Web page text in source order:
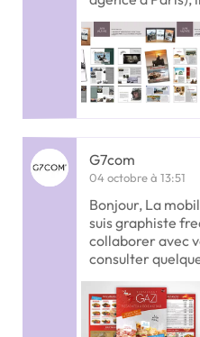
G7com
04 octobre à 13:51
Bonjour, La
suis graphiste
collaborer avec
consulter